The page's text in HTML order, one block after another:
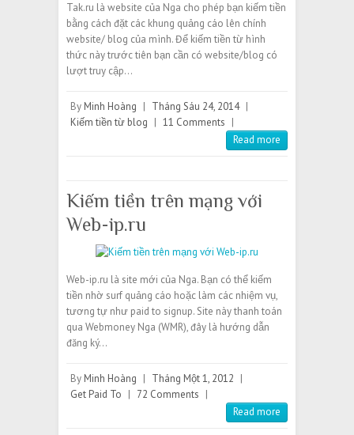
Tak.ru là website của Nga cho phép bạn kiếm tiền
bằng cách đặt các khung quảng cáo lên chính
website/ blog của mình. Để kiếm tiền từ hình
thức này trước tiên bạn cần có website/blog có
lượt truy cập…
By Minh Hoàng | Tháng Sáu 24, 2014 |
Kiếm tiền từ blog | 11 Comments |
Read more
Kiếm tiền trên mạng với
Web-ip.ru
Web-ip.ru là site mới của Nga. Bạn có thể kiếm
tiền nhờ surf quảng cáo hoặc làm các nhiệm vụ,
tương tự như paid to signup. Site này thanh toán
qua Webmoney Nga (WMR), đây là hướng dẫn
đăng ký…
By Minh Hoàng | Tháng Một 1, 2012 |
Get Paid To | 72 Comments |
Read more